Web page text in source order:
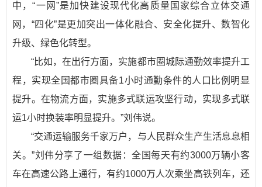
中，“一网”是加快建设现代化高质量国家综合立体交通
网，“四化”是更加突出一体化融合、安全化提升、数智化
升级、绿色化转型。
“比如，在出行方面，实施都市圈城际通勤效率提升工
程，实现全国都市圈具备1小时通勤条件的人口比例明显
提升。在物流方面，实施多式联运攻坚行动，实现多式联
运1小时换装率明显提升。”刘伟说。
“交通运输服务千家万户，与人民群众生产生活息息相
关。”刘伟分享了一组数据：全国每天有约3000万辆小客
车在高速公路上通行，有约1000万人次乘坐高铁列车，还